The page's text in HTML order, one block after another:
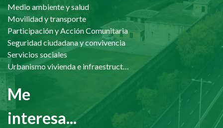
Medio ambiente y salud
Movilidad y transporte
Participación y Acción Comunitaria
Seguridad ciudadana y convivencia
Servicios sociales
Urbanismo vivienda e infraestructuras
Me
interesa...